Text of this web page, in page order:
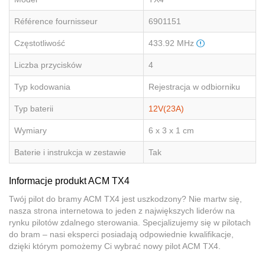
Référence fournisseur 6901151
Częstotliwość 433.92 MHz
Liczba przycisków 4
Typ kodowania Rejestracja w odbiorniku
Typ baterii 12V(23A)
Wymiary 6 x 3 x 1 cm
Baterie i instrukcja w zestawie Tak
Informacje produkt ACM TX4
Twój pilot do bramy ACM TX4 jest uszkodzony? Nie martw się,
nasza strona internetowa to jeden z największych liderów na
rynku pilotów zdalnego sterowania. Specjalizujemy się w pilotach
do bram – nasi eksperci posiadają odpowiednie kwalifikacje,
dzięki którym pomożemy Ci wybrać nowy pilot ACM TX4.